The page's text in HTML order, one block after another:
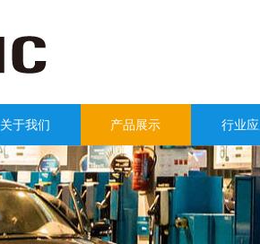
关于我们 产品展示 行业